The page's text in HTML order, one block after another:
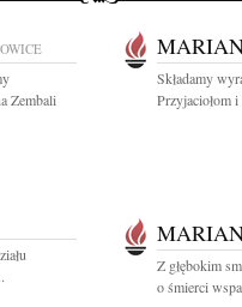
Zembali
Składamy
Przyjaciołom
Z głębokim
o śmierci